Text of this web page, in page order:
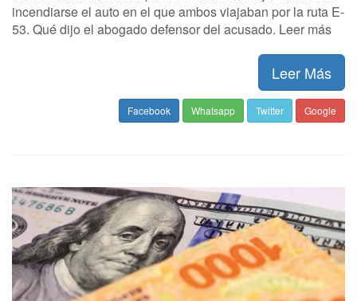
incendiarse el auto en el que ambos viajaban por la ruta E-
53. Qué dijo el abogado defensor del acusado. Leer más
Leer Más
Facebook Whatsapp Twitter Google